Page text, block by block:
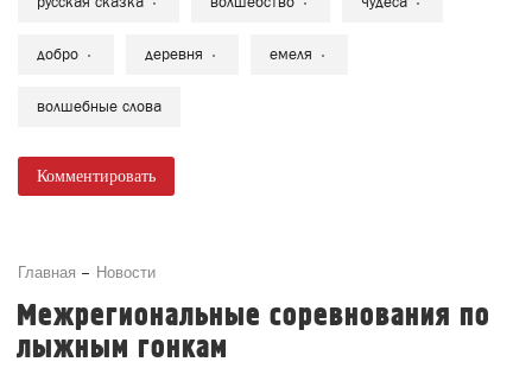
добро деревня емеля
волшебные слова
Комментировать
Главная Новости
Межрегиональные соревнования по
лыжным гонкам